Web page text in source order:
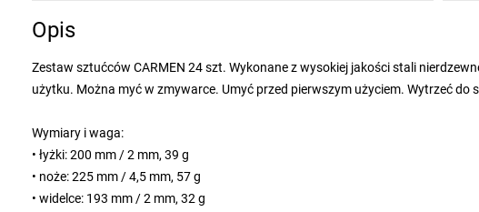
Opis
Zestaw sztućców CARMEN 24 szt. Wykonane z wysokiej jakości stali
użytku. Można myć w zmywarce. Umyć przed pierwszym użyciem. Wytrzeć do
Wymiary i waga:
• łyżki: 200 mm / 2 mm, 39 g
• noże: 225 mm / 4,5 mm, 57 g
• widelce: 193 mm / 2 mm, 32 g